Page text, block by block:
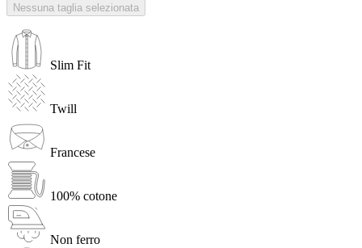
Nessuna taglia selezionata
Slim Fit
Twill
Francese
100% cotone
Non ferro